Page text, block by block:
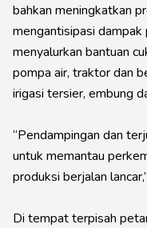
bahkan meningkatkan
mengantisipasi
menyalurkan bantuan
pompa air, traktor dan
irigasi tersier, embung
“Pendampingan dan
untuk memantau
produksi berjalan
Di tempat terpisah